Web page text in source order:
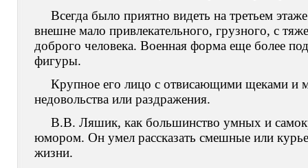
Всегда было приятно видеть на третьем
внешне мало привлекательного, грузного, с
доброго человека. Военная форма еще более
фигуры.
Крупное его лицо с отвисающими щеками и
недовольства или раздражения.
В.В. Ляшик, как большинство умных и
юмором. Он умел рассказать смешные или
жизни.